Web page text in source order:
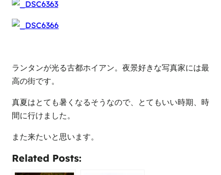
ランタンが光る古都ホイアン。夜景好きな写真家には最
高の街です。
真夏はとても暑くなるそうなので、とてもいい時期、時
間に行けました。
また来たいと思います。
Related Posts: